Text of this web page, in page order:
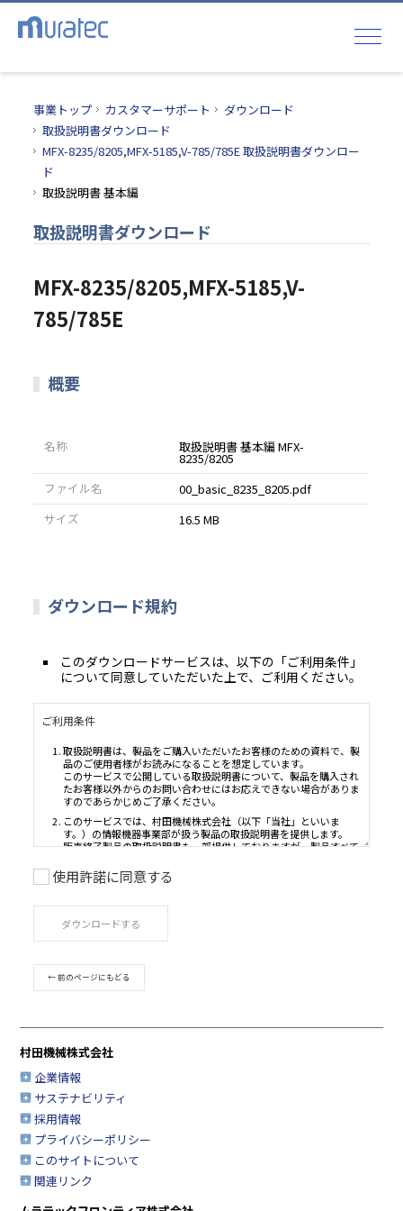
事業トップ カスタマーサポート
ダウンロード
取扱説明書ダウンロード
MFX-8235/8205,MFX-5185,V-785/785E 取扱説明書ダウンロー
ド
取扱説明書 基本編
取扱説明書ダウンロード
MFX-8235/8205,MFX-5185,V-
785/785E
概要
名称 取扱説明書 基本編 MFX-
8235/8205
ファイル名
00_basic_8235_8205.pdf
サイズ
16.5 MB
ダウンロード規約
このダウンロードサービスは、以下の「ご利用条件」
について同意していただいた上で、ご利用ください。
取扱説明書は、製品をご購入いただいたお客様のための
このサービスで公開している取扱説明書について、製品
たお客様以外からのお問い合わせにはお応えできない場
このサービスでは、村田機械株式会社（以下「当社」と
す。）の情報機器事業部が扱う製品の取扱説明書を提供し
販売終了製品の取扱説明書も一部提供しておりますが、
の取扱説明書を網羅するものではありませんので、あら
承ください。
安全上の注意事項は、取扱説明書が制作された時点での
業界基準に応じた内容になっています。
取扱説明書の内容は、製品の仕様変更などで予告なく変
合があります。
このサービスで提供している取扱説明書の内容は、製品
されている取扱説明書の内容と異なる場合があります。
使用許諾に同意する
ダウンロードする
← 前のページにもどる
村田機械株式会社
企業情報
サステナビリティ
採用情報
プライバシーポリシー
このサイトについて
関連リンク